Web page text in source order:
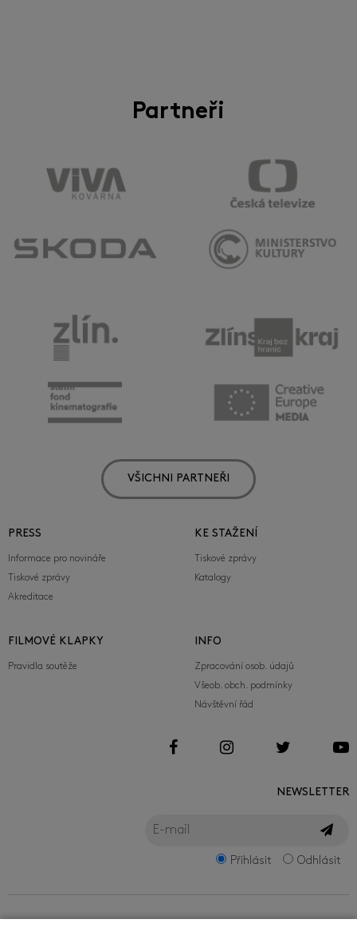
Partneři
VŠICHNI PARTNEŘI
PRESS
Informace pro novináře
Tiskové zprávy
Akreditace
KE STAŽENÍ
Tiskové zprávy
Katalogy
FILMOVÉ KLAPKY
Pravidla soutěže
INFO
Zpracování osob. údajů
Všeob. obch. podmínky
Návštěvní řád
NEWSLETTER
Přihlásit Odhlásit